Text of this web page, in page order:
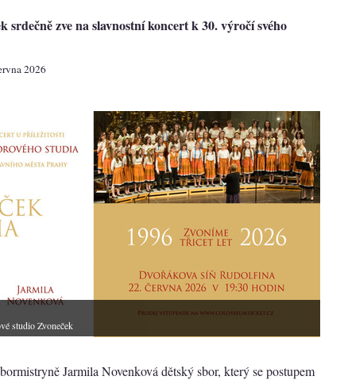
srdečně zve na slavnostní koncert k 30. výročí svého
2026
studio Zvoneček
Jarmila Novenková dětský sbor, který se postupem